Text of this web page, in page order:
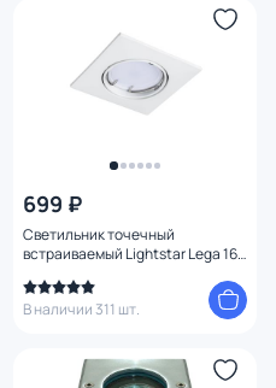
699 ₽
Светильник точечный
встраиваемый Lightstar Lega 16
В наличии 311 шт.